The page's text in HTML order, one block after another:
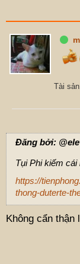
Tài
Đăng bởi:
Tụi Phi kiếm
https://
thong-duterte-
Không cẩn thận